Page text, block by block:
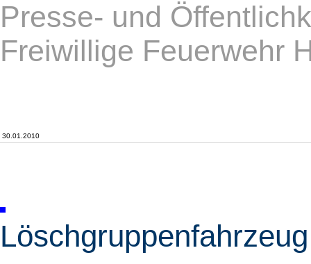
Presse- und
Freiwillige Feuerwehr
30.01.2010